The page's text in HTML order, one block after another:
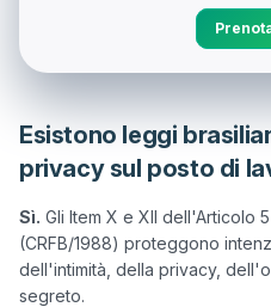
Esistono leggi
privacy sul posto di
Sì. Gli Item X e XII dell'Articolo
(CRFB/1988) proteggono
dell'intimità, della privacy,
segreto.